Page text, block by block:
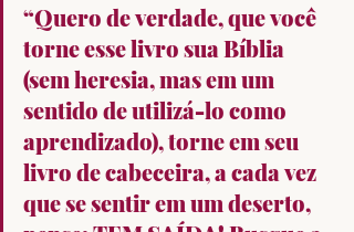
“Quero de verdade, que você
torne esse livro sua Bíblia
(sem heresia, mas em um
sentido de utilizá-lo como
aprendizado), torne em seu
livro de cabeceira, a cada vez
que se sentir em um deserto,